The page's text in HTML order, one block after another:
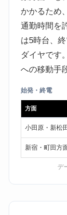
かかるため
通勤時間を
は5時台、
ダイヤです
への移動手
始発・終電
方面
小田原・新松
新宿・町田方
デ